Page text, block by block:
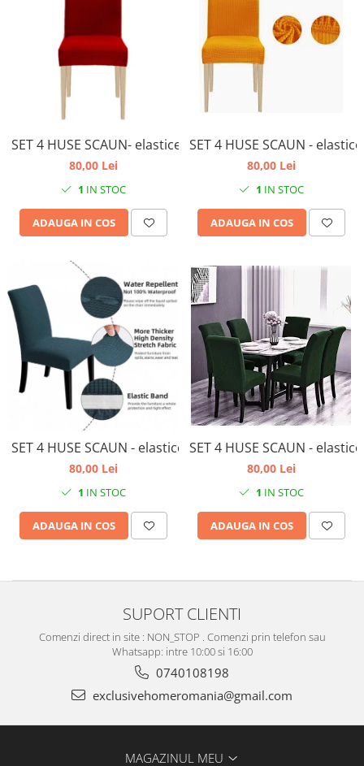
SET 4 HUSE SCAUN- elastice, universale- culoare rosu
80,00 Lei
1 IN STOC
ADAUGA IN COS
SET 4 HUSE SCAUN -
80,00 Lei
1 IN STOC
ADAUGA IN COS
SET 4 HUSE SCAUN - elastice, universale- culoare verde
80,00 Lei
1 IN STOC
ADAUGA IN COS
SET 4 HUSE SCAUN -
80,00 Lei
1 IN STOC
ADAUGA IN COS
SUPORT CLIENTI
Comenzi direct in site : NON_STOP . Comenzi prin telefon sau
Whatsapp: intre 10:00 si 16:00
0740108198
exclusivehomeromania@gmail.com
MAGAZINUL MEU